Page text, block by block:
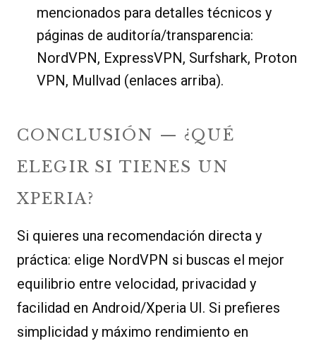
mencionados para detalles técnicos y
páginas de auditoría/transparencia:
NordVPN, ExpressVPN, Surfshark, Proton
VPN, Mullvad (enlaces arriba).
CONCLUSIÓN — ¿QUÉ
ELEGIR SI TIENES UN
XPERIA?
Si quieres una recomendación directa y
práctica: elige NordVPN si buscas el mejor
equilibrio entre velocidad, privacidad y
facilidad en Android/Xperia UI. Si prefieres
simplicidad y máximo rendimiento en